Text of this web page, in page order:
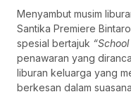
Menyambut musim
Santika Premiere
spesial bertajuk
penawaran yang
liburan keluarga yang
berkesan dalam